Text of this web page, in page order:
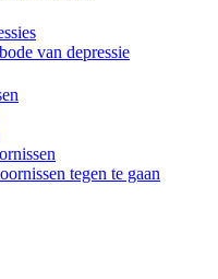
van depressie
tegen te gaan